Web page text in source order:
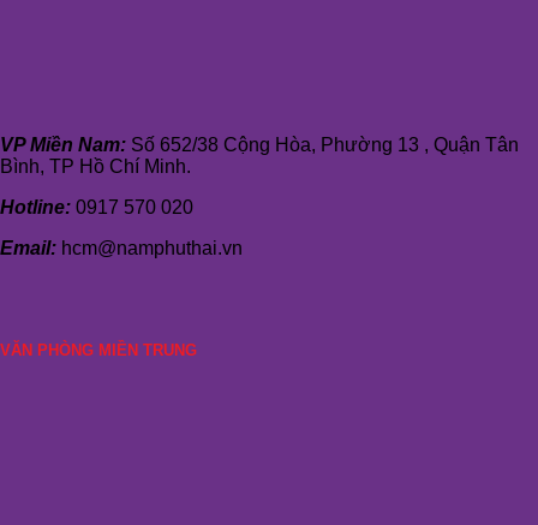
VP Miền Nam: Số 652/38 Cộng Hòa, Phường 13 , Quận Tân
Bình, TP Hồ Chí Minh.
Hotline: 0917 570 020
Email: hcm@namphuthai.vn
VĂN PHÒNG MIỀN TRUNG